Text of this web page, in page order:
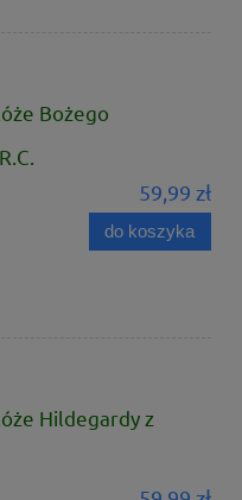
Bożego
59,99 zł
do koszyka
Hildegardy z